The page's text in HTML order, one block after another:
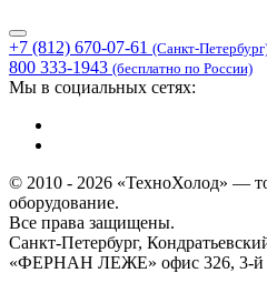
+7 (812) 670-07-61 (Санкт-
800 333-1943 (бесплатно по России)
Мы в социальных сетях:
© 2010 - 2026 «ТехноХолод» —
оборудование.
Все права защищены.
Санкт-Петербург,
«ФЕРНАН ЛЕЖЕ» офис 326, 3-й